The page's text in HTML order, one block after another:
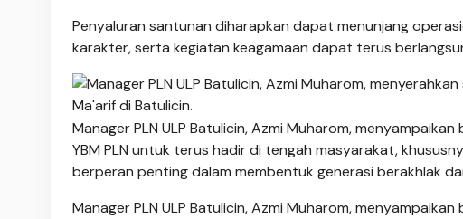
Penyaluran santunan diharapkan dapat menunjang
karakter, serta kegiatan keagamaan dapat terus
Manager PLN ULP Batulicin, Azmi Muharom,
YBM PLN untuk terus hadir di tengah masyarakat,
berperan penting dalam membentuk generasi berakhlak
Manager PLN ULP Batulicin, Azmi Muharom,